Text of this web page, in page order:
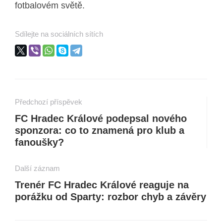
fotbalovém světě.
Sdílejte na sociálních sítích
Předchozí příspěvek
FC Hradec Králové podepsal nového
sponzora: co to znamená pro klub a
fanoušky?
Další záznam
Trenér FC Hradec Králové reaguje na
porážku od Sparty: rozbor chyb a závěry